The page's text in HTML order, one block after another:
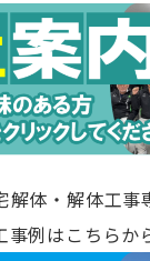
解体・解体工事
例はこちらか